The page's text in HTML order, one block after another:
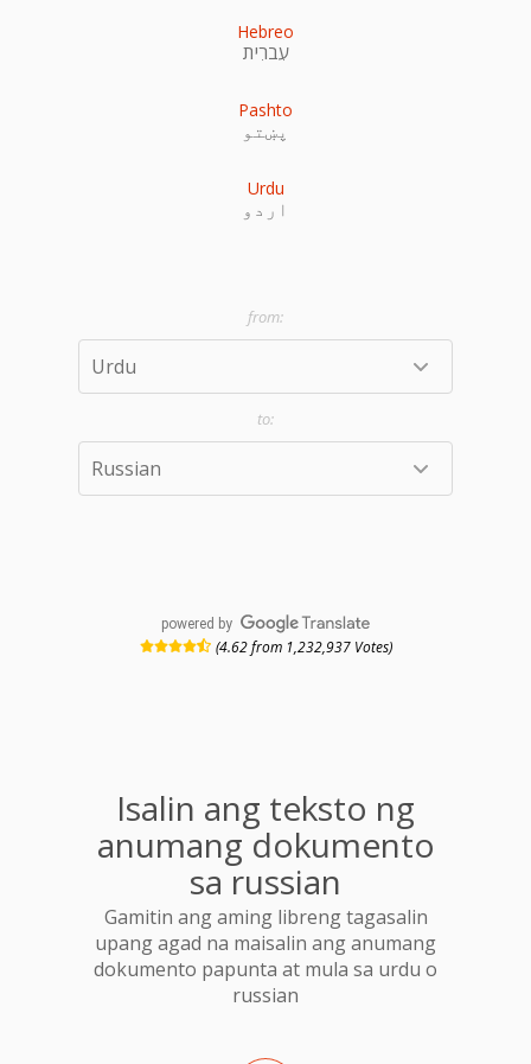
Hebreo
עִברִית
Pashto
پښتو
Urdu
اردو
powered by
(4.62 from 1,232,937 Votes)
Isalin ang teksto ng
anumang dokumento
sa russian
Gamitin ang aming libreng tagasalin
upang agad na maisalin ang anumang
dokumento papunta at mula sa urdu o
russian